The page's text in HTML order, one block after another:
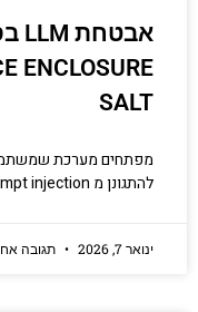
SALT
להתגונן מ prompt injection.
ינואר 7, 2026 תגובה